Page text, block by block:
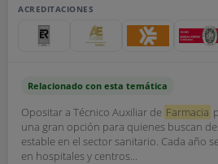
ACREDITACIONES
Relacionado con esta temática
Opositar a Técnico Auxiliar de Farmacia
una gran opción para quienes buscan
estable en el sector sanitario. Cada año
en hospitales y centros...